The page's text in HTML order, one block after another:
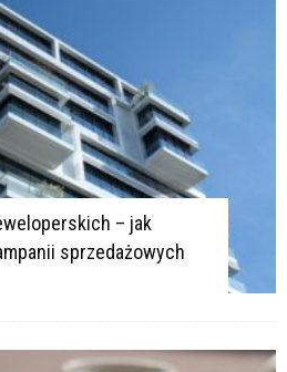
– jak
sprzedażowych